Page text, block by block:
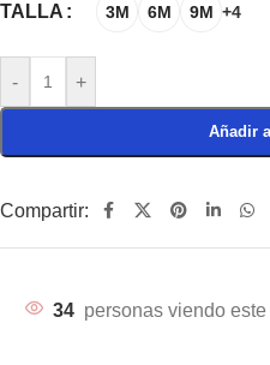
TALLA 3M 6M 9M +4
- +
Añadir
Compartir:
34 personas viendo